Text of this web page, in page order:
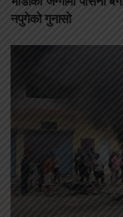
नपुगेको गुनासो